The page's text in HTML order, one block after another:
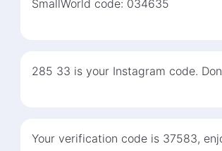
SmallWorld code: 034635
285 33 is your Instagram code.
Your verification code is 37583,